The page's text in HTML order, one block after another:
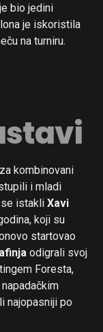
bio jedini
je iskoristila
na turniru.
kombinovani
i mladi
istakli Xavi
koji su
startovao
odigrali svoj
Foresta,
najopasniji po